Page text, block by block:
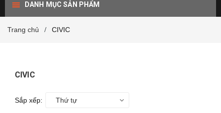
DANH MỤC SẢN PHẨM
Trang chủ / CIVIC
CIVIC
Sắp xếp: Thứ tự